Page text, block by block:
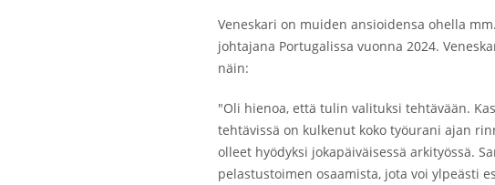
Veneskari on muiden ansioidensa ohella
johtajana Portugalissa vuonna 2024.
näin:
"Oli hienoa, että tulin valituksi tehtävään.
tehtävissä on kulkenut koko työurani ajan
olleet hyödyksi jokapäiväisessä arkityössä.
pelastustoimen osaamista, jota voi ylpeästi